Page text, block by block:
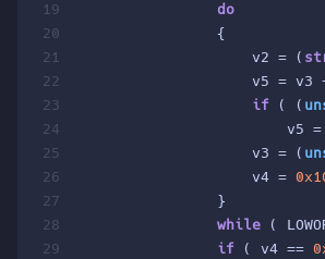
19
20
21
22
23
24
25
26
27
28
29
do
                {
                    v2 = (
v5 = v3
if ( (
v5 =
                    v3 = (
                    v4 =
                }
while (
if ( v4 ==